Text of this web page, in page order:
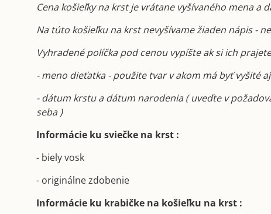
Cena košieľky na krst je vrátane vyšívaného mena a
Na túto košieľku na krst nevyšívame žiaden nápis -
Vyhradené políčka pod cenou vypíšte ak si ich
- meno dieťatka - použite tvar v akom má byť vyšité
- dátum krstu a dátum narodenia ( uveďte v
seba )
Informácie ku sviečke na krst :
- biely vosk
- originálne zdobenie
Informácie ku krabičke na košieľku na krst :